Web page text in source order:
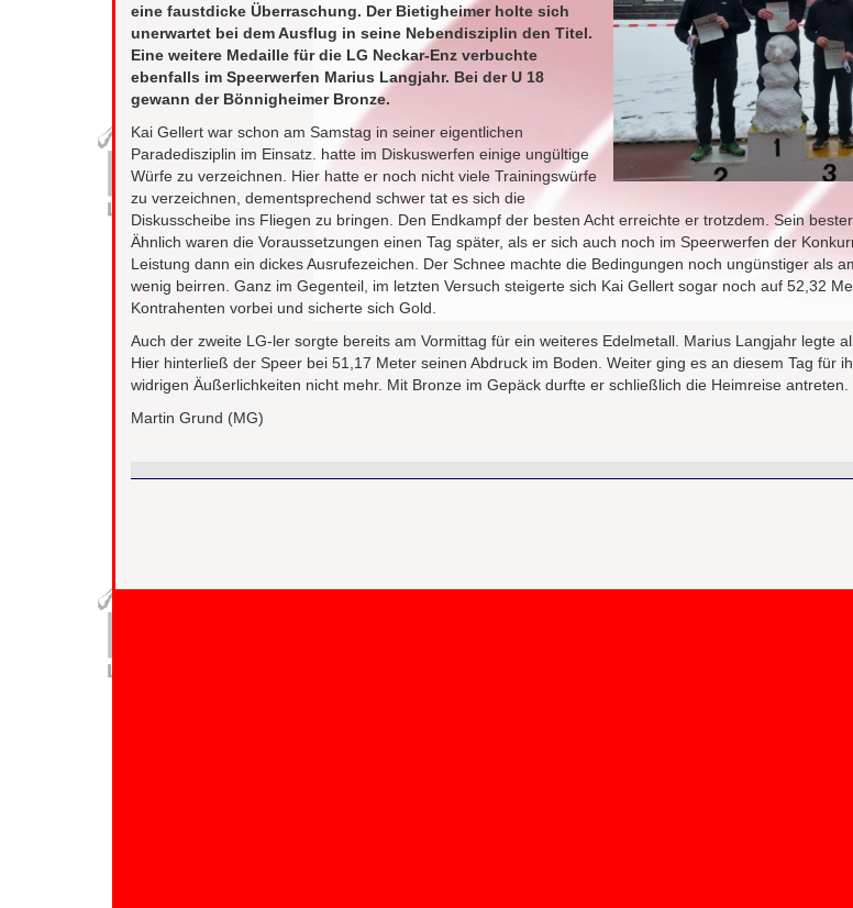
eine faustdicke Überraschung. Der Bietigheimer holte sich
unerwartet bei dem Ausflug in seine Nebendisziplin den Titel.
Eine weitere Medaille für die LG Neckar-Enz verbuchte
ebenfalls im Speerwerfen Marius Langjahr. Bei der U 18
gewann der Bönnigheimer Bronze.
Kai Gellert war schon am Samstag in seiner eigentlichen
Paradedisziplin im Einsatz. hatte im Diskuswerfen einige ungültige
Würfe zu verzeichnen. Hier hatte er noch nicht viele Trainingswürfe
zu verzeichnen, dementsprechend schwer tat es sich die
Diskusscheibe ins Fliegen zu bringen. Den Endkampf der besten Acht erreichte er trotzdem. Sein
Ähnlich waren die Voraussetzungen einen Tag später, als er sich auch noch im Speerwerfen der
Leistung dann ein dickes Ausrufezeichen. Der Schnee machte die Bedingungen noch ungünstiger als
wenig beirren. Ganz im Gegenteil, im letzten Versuch steigerte sich Kai Gellert sogar noch auf 52,32
Kontrahenten vorbei und sicherte sich Gold.
Auch der zweite LG-ler sorgte bereits am Vormittag für ein weiteres Edelmetall. Marius Langjahr legte
Hier hinterließ der Speer bei 51,17 Meter seinen Abdruck im Boden. Weiter ging es an diesem Tag für
widrigen Äußerlichkeiten nicht mehr. Mit Bronze im Gepäck durfte er schließlich die Heimreise antreten.
Martin Grund (MG)